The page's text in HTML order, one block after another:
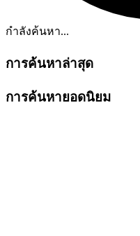
กำลังค้นหา...
การค้นหาล่าสุด
การค้นหายอดนิยม